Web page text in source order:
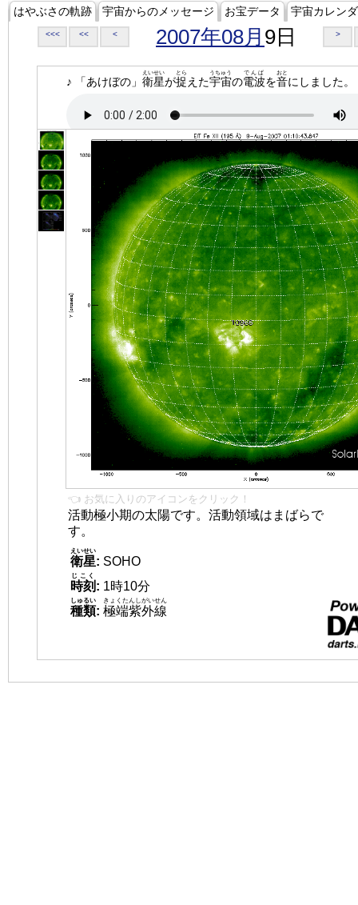
はやぶさの軌跡 宇宙からのメッセージ お宝データ 宇宙カレン
<<< << < 2007年08月 9日 >
♪ 「あけぼの」 衛星
えいせい
が捉
とら
えた宇宙
うちゅう
の電波
でんぱ
を音
おと
にしました。
👈 お気に入りのアイコンをクリック！
活動極小期の太陽です。活動領域はまばらで
す。
衛星
えいせい
: SOHO
時刻
じこく
: 1時10分
種類
しゅるい
: 極端紫外線
きょくたんしがいせん